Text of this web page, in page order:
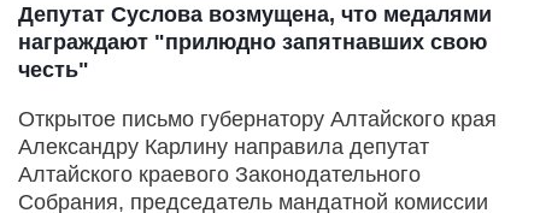
Депутат Суслова возмущена, что медалями
награждают "прилюдно запятнавших свою
честь"
Открытое письмо губернатору Алтайского края
Александру Карлину направила депутат
Алтайского краевого Законодательного
Собрания, председатель мандатной комиссии